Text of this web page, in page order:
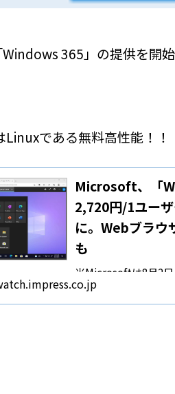
365」の提供を開
Linuxである無料高性能！！
Microsoft、「
2,720円/1ユー
に。Webブラ
も
米Microsoftは8月2
クラウドのパワーと
ソリューションで、